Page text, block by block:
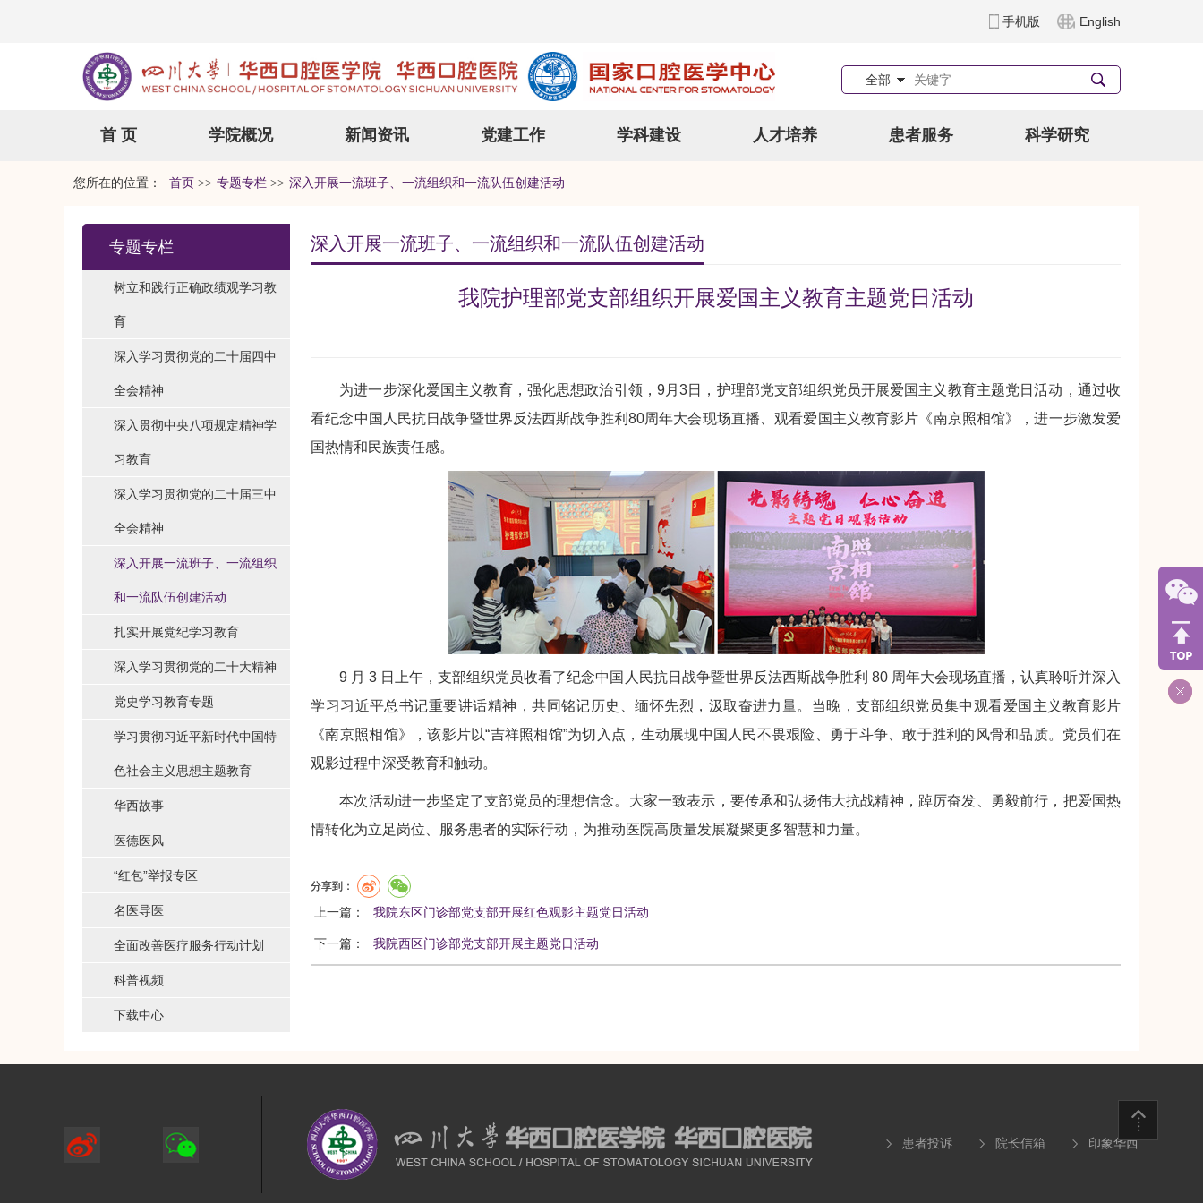
手机版 English
全部
首 页 学院概况 新闻资讯 党建工作 学科建设 人才培养 患者服务 科学研究
您所在的位置： 首页 >> 专题专栏 >> 深入开展一流班子、一流组织和一流队伍创建活动
专题专栏
树立和践行正确政绩观学习教
育
深入学习贯彻党的二十届四中
全会精神
深入贯彻中央八项规定精神学
习教育
深入学习贯彻党的二十届三中
全会精神
深入开展一流班子、一流组织
和一流队伍创建活动
扎实开展党纪学习教育
深入学习贯彻党的二十大精神
党史学习教育专题
学习贯彻习近平新时代中国特
色社会主义思想主题教育
华西故事
医德医风
“红包”举报专区
名医导医
全面改善医疗服务行动计划
科普视频
下载中心
深入开展一流班子、一流组织和一流队伍创建活动
我院护理部党支部组织开展爱国主义教育主题党日活动
为进一步深化爱国主义教育，强化思想政治引领，9月3日，护理部党支部组织党员开展爱国主义教育主题党日活动，通过收
看纪念中国人民抗日战争暨世界反法西斯战争胜利80周年大会现场直播、观看爱国主义教育影片《南京照相馆》，进一步激发爱
国热情和民族责任感。
9 月 3 日上午，支部组织党员收看了纪念中国人民抗日战争暨世界反法西斯战争胜利 80 周年大会现场直播，认真聆听并深入
学习习近平总书记重要讲话精神，共同铭记历史、缅怀先烈，汲取奋进力量。当晚，支部组织党员集中观看爱国主义教育影片
《南京照相馆》，该影片以“吉祥照相馆”为切入点，生动展现中国人民不畏艰险、勇于斗争、敢于胜利的风骨和品质。党员们在
观影过程中深受教育和触动。
本次活动进一步坚定了支部党员的理想信念。大家一致表示，要传承和弘扬伟大抗战精神，踔厉奋发、勇毅前行，把爱国热
情转化为立足岗位、服务患者的实际行动，为推动医院高质量发展凝聚更多智慧和力量。
分享到：
上一篇： 我院东区门诊部党支部开展红色观影主题党日活动
下一篇： 我院西区门诊部党支部开展主题党日活动
患者投诉 院长信箱 印象华西